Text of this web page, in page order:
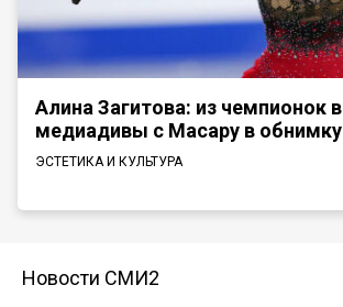
Алина Загитова: из чемпионок в
медиадивы с Масару в обнимку
ЭСТЕТИКА И КУЛЬТУРА
Новости СМИ2